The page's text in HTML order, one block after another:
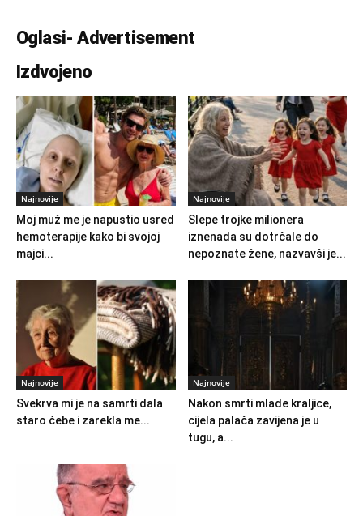
Oglasi- Advertisement
Izdvojeno
Najnovije
Moj muž me je napustio usred
hemoterapije kako bi svojoj
majci...
Najnovije
Slepe trojke milionera
iznenada su dotrčale do
nepoznate žene, nazvavši je...
Najnovije
Svekrva mi je na samrti dala
staro ćebe i zarekla me...
Najnovije
Nakon smrti mlade kraljice,
cijela palača zavijena je u
tugu, a...